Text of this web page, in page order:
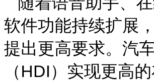
软件功能持续扩展
提出更高要求。汽
（HDI）实现更高